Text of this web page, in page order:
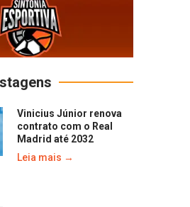
Vinicius Júnior renova
contrato com o Real
Madrid até 2032
Leia mais →